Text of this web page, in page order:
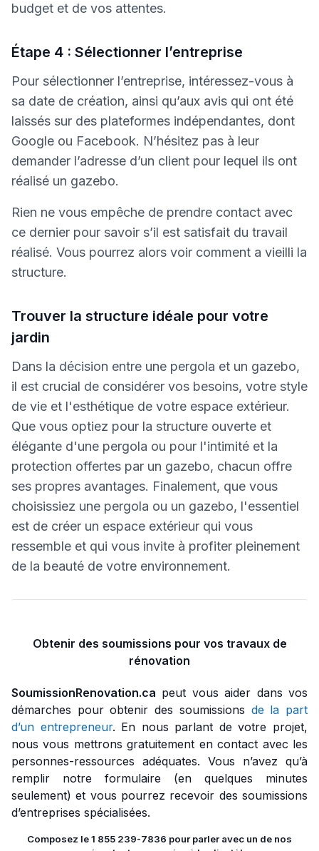
budget et de vos attentes.
Étape 4 : Sélectionner l’entreprise
Pour sélectionner l’entreprise, intéressez-vous à
sa date de création, ainsi qu’aux avis qui ont été
laissés sur des plateformes indépendantes, dont
Google ou Facebook. N’hésitez pas à leur
demander l’adresse d’un client pour lequel ils ont
réalisé un gazebo.
Rien ne vous empêche de prendre contact avec
ce dernier pour savoir s’il est satisfait du travail
réalisé. Vous pourrez alors voir comment a vieilli la
structure.
Trouver la structure idéale pour votre
jardin
Dans la décision entre une pergola et un gazebo,
il est crucial de considérer vos besoins, votre style
de vie et l'esthétique de votre espace extérieur.
Que vous optiez pour la structure ouverte et
élégante d'une pergola ou pour l'intimité et la
protection offertes par un gazebo, chacun offre
ses propres avantages. Finalement, que vous
choisissiez une pergola ou un gazebo, l'essentiel
est de créer un espace extérieur qui vous
ressemble et qui vous invite à profiter pleinement
de la beauté de votre environnement.
Obtenir des soumissions pour vos travaux de
rénovation
SoumissionRenovation.ca peut vous aider dans vos
démarches pour obtenir des soumissions de la part
d’un entrepreneur. En nous parlant de votre projet,
nous vous mettrons gratuitement en contact avec les
personnes-ressources adéquates. Vous n’avez qu’à
remplir notre formulaire (en quelques minutes
seulement) et vous pourrez recevoir des soumissions
d’entreprises spécialisées.
Composez le 1 855 239-7836 pour parler avec un de nos